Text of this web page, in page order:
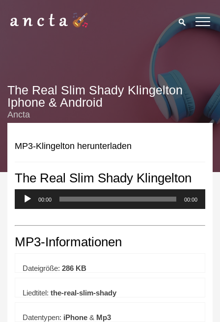
The Real Slim Shady Klingelton
Iphone & Android
Ancta
MP3-Klingelton herunterladen
The Real Slim Shady Klingelton
00:00 00:00
MP3-Informationen
Dateigröße: 286 KB
Liedtitel: the-real-slim-shady
Datentypen: iPhone & Mp3
We use cookies to enhance your experience. By continuing to
visit this site you agree to our use of cookies.
Privacy Policy